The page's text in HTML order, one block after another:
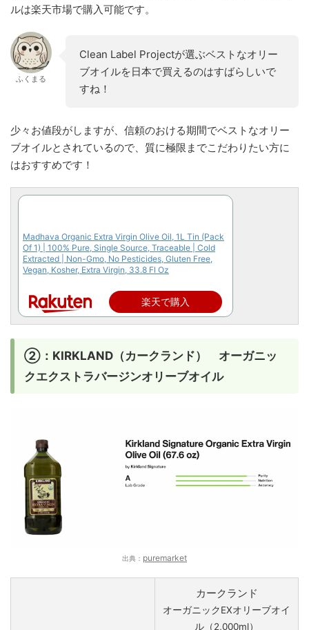
ルは楽天市場で購入可能です。
ふくまる
Clean Label Projectが選ぶベストなオリー
ブオイルを日本で買えるのはすばらしいで
すね！
少々お値段がしますが、信頼のおける期間でベストなオリー
ブオイルとされているので、質に極限までこだわりたい方に
はおすすめです！
Madhava Organic Extra Virgin Olive Oil, 1L Tin (Pack
Of 1) | 100% Pure, Single Source, Traceable | Cold
Extracted | Non-Gmo, No Pesticides, Gluten Free,
Vegan, Kosher, Extra Virgin, 33.8 Fl Oz
楽天で購入
②：KIRKLAND（カークランド） オーガニッ
クエクストラバージンオリーブオイル
出典： puremarket
カークランド
オーガニックEXオリーブオイ
ル（2,000ml）